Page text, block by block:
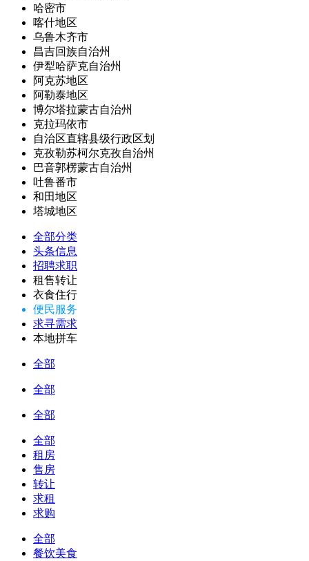
哈密市
喀什地区
乌鲁木齐市
昌吉回族自治州
伊犁哈萨克自治州
阿克苏地区
阿勒泰地区
博尔塔拉蒙古自治州
克拉玛依市
自治区直辖县级行政区划
克孜勒苏柯尔克孜自治州
巴音郭楞蒙古自治州
吐鲁番市
和田地区
塔城地区
全部分类
头条信息
招聘求职
租售转让
衣食住行
便民服务
求寻需求
本地拼车
全部
全部
全部
全部
租房
售房
转让
求租
求购
全部
餐饮美食